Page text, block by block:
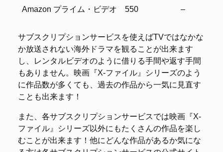
サービス名
1話あたり
Amazon プライム・ビデオ 550 –
サブスクリプションサービスを使えばTVではなかな
か放送されない海外ドラマを観ることが出来ます
し、レンタルビデオのように借りる手間や返す手間
もありません。映画『X-ファイル』シリーズのよう
に作品数が多くても、過去の作品から一気に見直す
ことも出来ます！
また、各サブスクリプションサービスでは映画『X-
ファイル』シリーズ以外にもたくさんの作品を楽し
むことが出来ます！他にどんな作品があるか気にな